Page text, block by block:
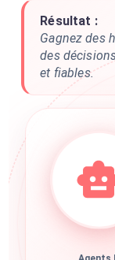
Résultat :
Gagnez des
des
et fiables.
Agents